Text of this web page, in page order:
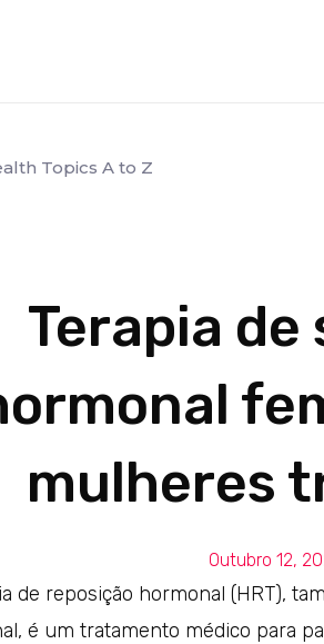
Topics A to Z
Terapia
mulheres
Outubro 12,
de reposição hormonal (HRT),
é um tratamento médico para